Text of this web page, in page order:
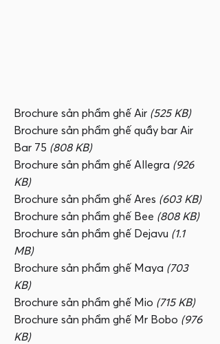
Brochure sản phẩm ghế Air (525 KB)
Brochure sản phẩm ghế quầy bar Air
Bar 75 (808 KB)
Brochure sản phẩm ghế Allegra (926
KB)
Brochure sản phẩm ghế Ares (603 KB)
Brochure sản phẩm ghế Bee (808 KB)
Brochure sản phẩm ghế Dejavu (1.1
MB)
Brochure sản phẩm ghế Maya (703
KB)
Brochure sản phẩm ghế Mio (715 KB)
Brochure sản phẩm ghế Mr Bobo (976
KB)